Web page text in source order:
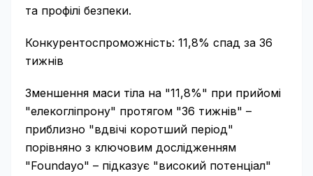
та профілі безпеки.
Конкурентоспроможність: 11,8% спад за 36
тижнів
Зменшення маси тіла на "11,8%" при прийомі
"елекогліпрону" протягом "36 тижнів" –
приблизно "вдвічі коротший період"
порівняно з ключовим дослідженням
"Foundayo" – підказує "високий потенціал"